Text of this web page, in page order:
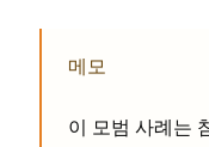
메모
이 모범 사례는